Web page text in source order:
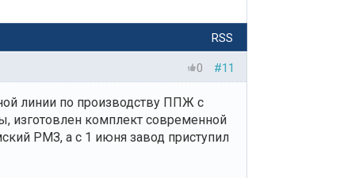
RSS
#11
0
линии по производству ППЖ с
изготовлен комплект современной
РМЗ, а с 1 июня завод приступил